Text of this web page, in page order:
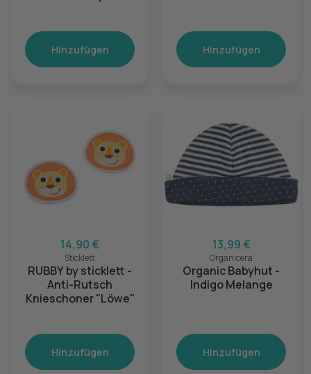
Hinzufügen Hinzufügen
14,90 €
Sticklett
RUBBY by sticklett -
Anti-Rutsch
Knieschoner "Löwe"
Hinzufügen
13,99 €
Organicera
Organic Babyhut -
Indigo Melange
Hinzufügen